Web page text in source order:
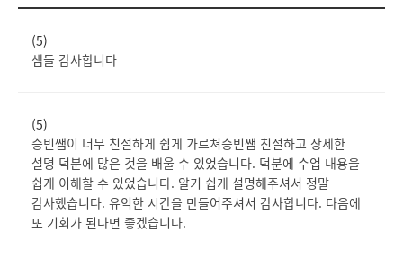
(5)
샘들 감사합니다
(5)
승빈쌤이 너무 친절하게 쉽게 가르쳐승빈쌤 친절하고 상세한
설명 덕분에 많은 것을 배울 수 있었습니다. 덕분에 수업 내용을
쉽게 이해할 수 있었습니다. 알기 쉽게 설명해주셔서 정말
감사했습니다. 유익한 시간을 만들어주셔서 감사합니다. 다음에
또 기회가 된다면 좋겠습니다.